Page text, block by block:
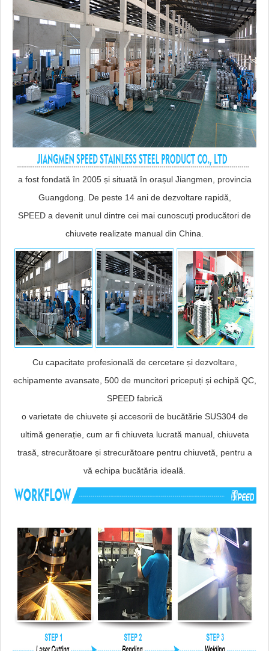
a fost fondată în 2005 și situată în orașul Jiangmen, provincia
Guangdong. De peste 14 ani de dezvoltare rapidă,
SPEED a devenit unul dintre cei mai cunoscuți producători de
chiuvete realizate manual din China.
Cu capacitate profesională de cercetare și dezvoltare,
echipamente avansate, 500 de muncitori pricepuți și echipă QC,
SPEED fabrică
o varietate de chiuvete și accesorii de bucătărie SUS304 de
ultimă generație, cum ar fi chiuveta lucrată manual, chiuveta
trasă, strecurătoare și strecurătoare pentru chiuvetă, pentru a
vă echipa bucătăria ideală.